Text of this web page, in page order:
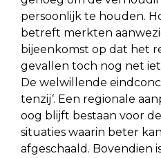
persoonlijk te houden.
betreft merkten
bijeenkomst op dat het
gevallen toch nog net
De welwillende
tenzij‘. Een regionale
oog blijft bestaan voor
situaties waarin beter
afgeschaald. Bovendien